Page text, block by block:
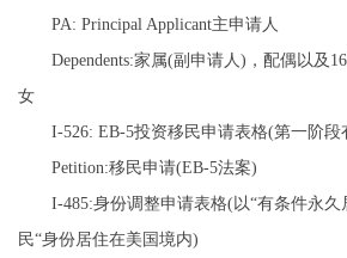
PA: Principal Applicant主申请人
Dependents:家属(副申请人)，配偶以及
女
I-526: EB-5投资移民申请表格(第一阶段
Petition:移民申请(EB-5法案)
I-485:身份调整申请表格(以“有条件永久
民“身份居住在美国境内)